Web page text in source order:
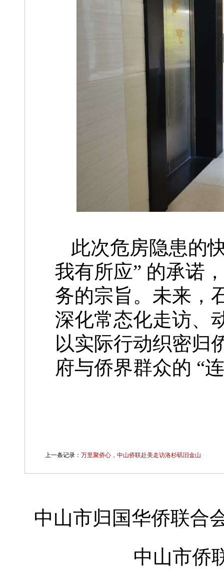
此次危房隐患的
我有所应” 的承诺
务的宗旨。未来，
深化常态化走访、
以实际行动织密归
府与侨界群众的 “
上一条记录： 万里聚侨心，中山侨联赴美走访洛杉矶旧金山
中山市归国华侨联合
中山市侨